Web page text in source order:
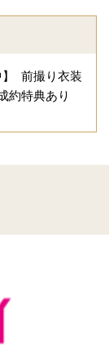
】 前撮り衣装
約特典あり